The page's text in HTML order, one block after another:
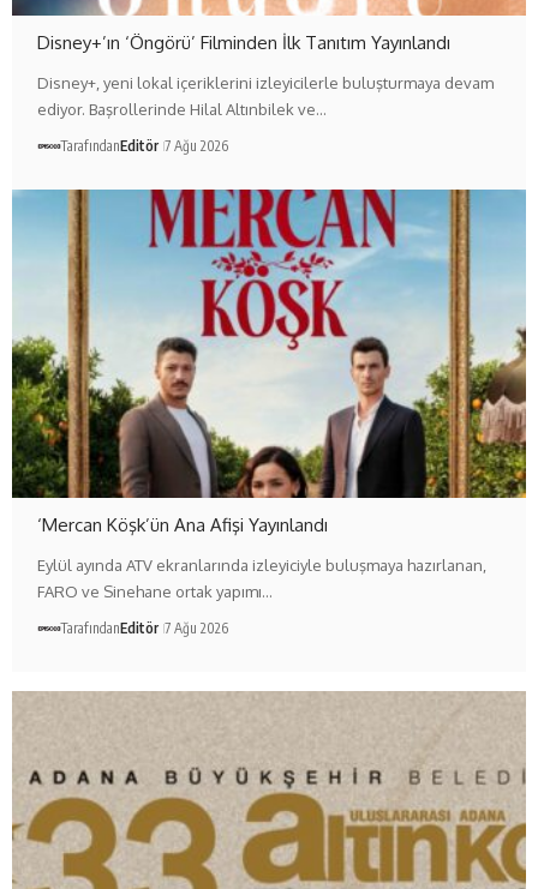
Disney+’ın ‘Öngörü’ Filminden İlk Tanıtım Yayınlandı
Disney+, yeni lokal içeriklerini izleyicilerle buluşturmaya devam
ediyor. Başrollerinde Hilal Altınbilek ve…
TarafındanEditör 7 Ağu 2026
‘Mercan Köşk’ün Ana Afişi Yayınlandı
Eylül ayında ATV ekranlarında izleyiciyle buluşmaya hazırlanan,
FARO ve Sinehane ortak yapımı…
TarafındanEditör 7 Ağu 2026